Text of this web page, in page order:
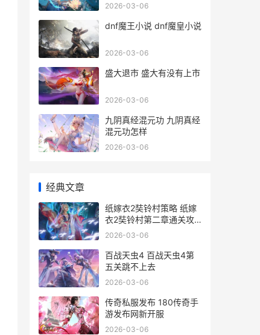
2026-03-06
dnf魔王小说 dnf魔皇小说
2026-03-06
盛大退市 盛大有没有上市
2026-03-06
九阴真经混元功 九阴真经
混元功怎样
2026-03-06
经典文章
纸嫁衣2奘铃村策略 纸嫁
衣2奘铃村第二章通关攻
略
2026-03-06
百战天虫4 百战天虫4第
五关跳不上去
2026-03-06
传奇私服发布 180传奇手
游发布网新开服
2026-03-06